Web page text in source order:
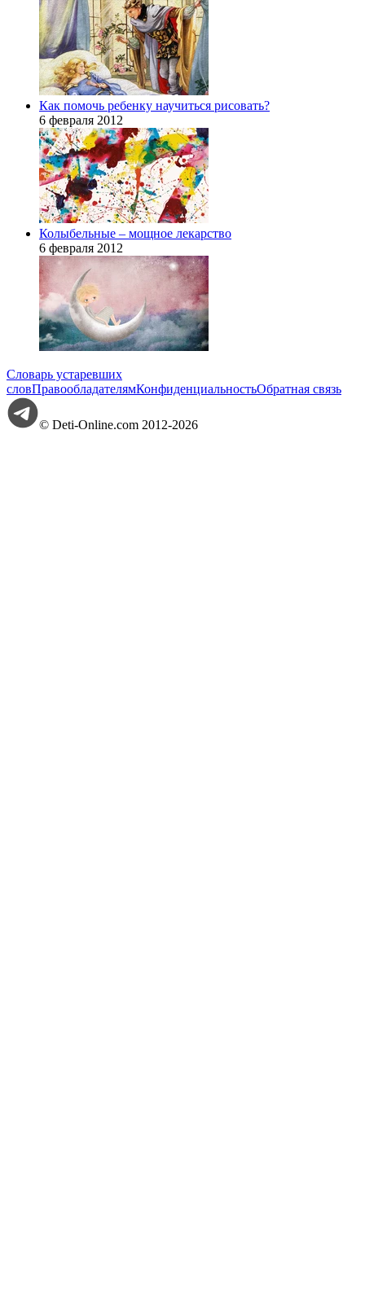
Как помочь ребенку научиться рисовать?
6 февраля 2012
Колыбельные – мощное лекарство
6 февраля 2012
Словарь устаревших
словПравообладателямКонфиденциальностьОбратная связь
© Deti-Online.com 2012-2026